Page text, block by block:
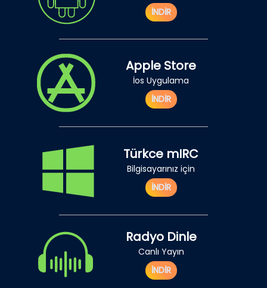
İNDİR
Apple Store
İos Uygulama
İNDİR
Türkce mIRC
Bilgisayarınız için
İNDİR
Radyo Dinle
Canlı Yayın
İNDİR